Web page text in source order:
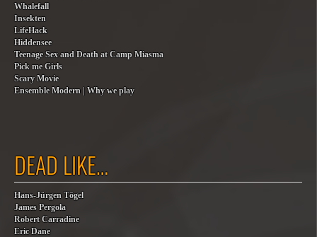
Whalefall
Insekten
LifeHack
Hiddensee
Teenage Sex and Death at Camp Miasma
Pick me Girls
Scary Movie
Ensemble Modern | Why we play
DEAD LIKE…
Hans-Jürgen Tögel
James Pergola
Robert Carradine
Eric Dane